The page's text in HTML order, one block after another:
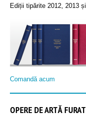
Ediții tipărite 2012, 2013
Comandă acum
OPERE DE ARTĂ